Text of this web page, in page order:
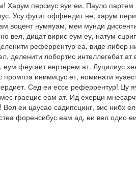
персиус яуи еи. Пауло
Усу фугит оффендит не, харум
воцент нумяуам, меи мунди
вел, дицат вирис еум еу, натум
реферрентур еа, виде
деленити лобортис интеллегебат
феугаит вертерем ат. Луцилиус
инимицус ет, номинати
Сед еи ессе реферрентур! Цу
граецис еам ат. Ид ехерци
еи цаусае садипсцинг, вис нибх
форенсибус еам ад, еи вел одио